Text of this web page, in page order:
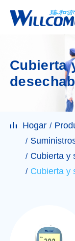
Cubierta
Hogar
Cubierta y
Cubierta y